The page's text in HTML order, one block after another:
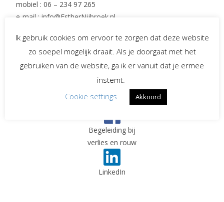
mobiel : 06 – 234 97 265
e-mail : info@EstherNijbroek.nl
Social Media
Spreekster bij uitvaarten
Begeleiding bij
verlies en rouw
LinkedIn
Ik gebruik cookies om ervoor te zorgen dat deze website
zo soepel mogelijk draait. Als je doorgaat met het
gebruiken van de website, ga ik er vanuit dat je ermee
instemt.
Cookie settings
Akkoord